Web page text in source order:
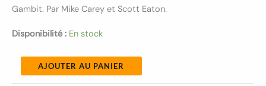
Gambit. Par Mike Carey et Scott Eaton.
Disponibilité : En stock
AJOUTER AU PANIER